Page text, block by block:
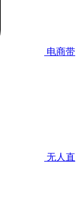
电商带
无人直